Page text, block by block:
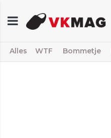
Alles WTF Bommetje